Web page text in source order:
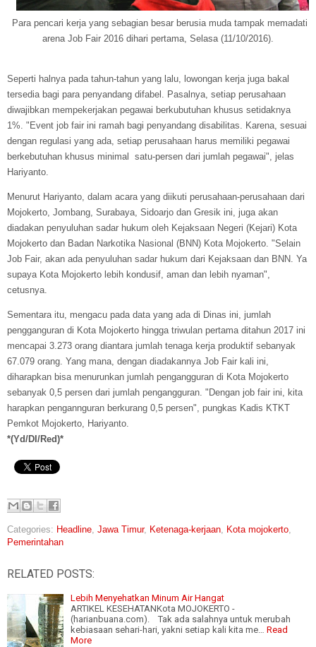
Para pencari kerja yang sebagian besar berusia muda tampak memadati
arena Job Fair 2016 dihari pertama, Selasa (11/10/2016).
Seperti halnya pada tahun-tahun yang lalu, lowongan kerja juga bakal
tersedia bagi para penyandang difabel. Pasalnya, setiap perusahaan
diwajibkan mempekerjakan pegawai berkubutuhan khusus setidaknya
1%. "Event job fair ini ramah bagi penyandang disabilitas. Karena, sesuai
dengan regulasi yang ada, setiap perusahaan harus memiliki pegawai
berkebutuhan khusus minimal satu-persen dari jumlah pegawai", jelas
Hariyanto.
Menurut Hariyanto, dalam acara yang diikuti perusahaan-perusahaan dari
Mojokerto, Jombang, Surabaya, Sidoarjo dan Gresik ini, juga akan
diadakan penyuluhan sadar hukum oleh Kejaksaan Negeri (Kejari) Kota
Mojokerto dan Badan Narkotika Nasional (BNN) Kota Mojokerto. "Selain
Job Fair, akan ada penyuluhan sadar hukum dari Kejaksaan dan BNN. Ya
supaya Kota Mojokerto lebih kondusif, aman dan lebih nyaman",
cetusnya.
Sementara itu, mengacu pada data yang ada di Dinas ini, jumlah
pengganguran di Kota Mojokerto hingga triwulan pertama ditahun 2017 ini
mencapai 3.273 orang diantara jumlah tenaga kerja produktif sebanyak
67.079 orang. Yang mana, dengan diadakannya Job Fair kali ini,
diharapkan bisa menurunkan jumlah pengangguran di Kota Mojokerto
sebanyak 0,5 persen dari jumlah pengangguran. "Dengan job fair ini, kita
harapkan pengannguran berkurang 0,5 persen", pungkas Kadis KTKT
Pemkot Mojokerto, Hariyanto.
*(Yd/DI/Red)*
Categories: Headline, Jawa Timur, Ketenaga-kerjaan, Kota mojokerto,
Pemerintahan
RELATED POSTS:
Lebih Menyehatkan Minum Air Hangat
ARTIKEL KESEHATANKota MOJOKERTO -
(harianbuana.com). Tak ada salahnya untuk merubah
kebiasaan sehari-hari, yakni setiap kali kita me… Read
More